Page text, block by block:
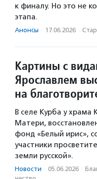
к финалу. Но это не
этапа.
Анонсы · 17.06.2026 ·
Картины с
Ярославлем
на
В селе Курба у храма
Матери,
фонд «Белый ирис»,
участники
земли русской».
Новости · 05.06.2026 ·